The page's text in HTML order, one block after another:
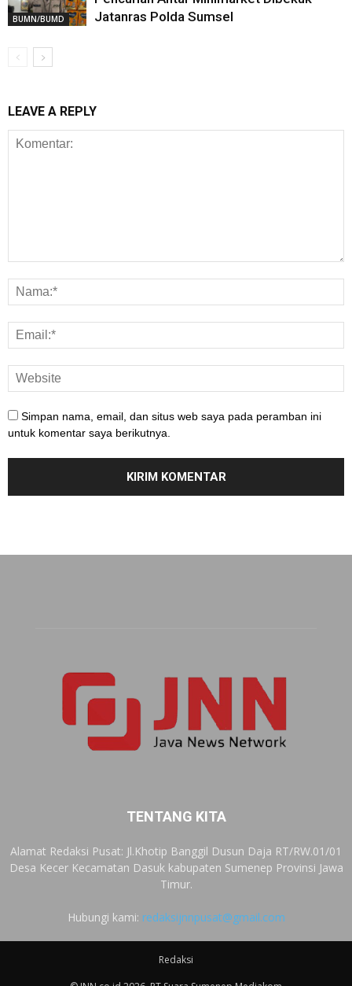
BUMN/BUMD
Jatanras Polda Sumsel
LEAVE A REPLY
Simpan nama, email, dan situs web saya pada peramban ini
untuk komentar saya berikutnya.
TENTANG KITA
Alamat Redaksi Pusat: Jl.Khotip Banggil Dusun Daja RT/RW.01/01
Desa Kecer Kecamatan Dasuk kabupaten Sumenep Provinsi Jawa
Timur.
Hubungi kami: redaksijnnpusat@gmail.com
Redaksi